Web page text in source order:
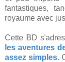
fantastiques,
royaume avec
Cette BD
les aventures
assez simples.